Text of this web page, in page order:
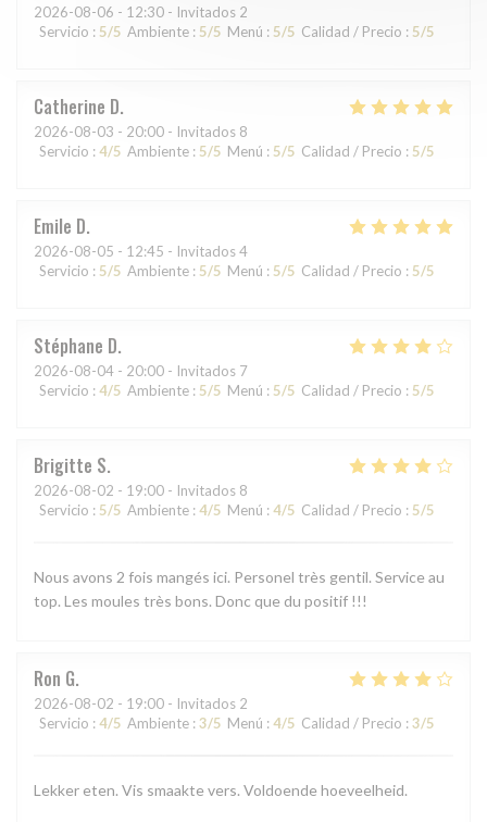
2026-08-06 - 12:30 - Invitados 2
Servicio : 5/5 Ambiente : 5/5 Menú : 5/5 Calidad / Precio : 5/5
Catherine D
2026-08-03 - 20:00 - Invitados 8
Servicio : 4/5 Ambiente : 5/5 Menú : 5/5 Calidad / Precio : 5/5
Emile D
2026-08-05 - 12:45 - Invitados 4
Servicio : 5/5 Ambiente : 5/5 Menú : 5/5 Calidad / Precio : 5/5
Stéphane D
2026-08-04 - 20:00 - Invitados 7
Servicio : 4/5 Ambiente : 5/5 Menú : 5/5 Calidad / Precio : 5/5
Brigitte S
2026-08-02 - 19:00 - Invitados 8
Servicio : 5/5 Ambiente : 4/5 Menú : 4/5 Calidad / Precio : 5/5
Nous avons 2 fois mangés ici. Personel très gentil. Service au
top. Les moules très bons. Donc que du positif !!!
Ron G
2026-08-02 - 19:00 - Invitados 2
Servicio : 4/5 Ambiente : 3/5 Menú : 4/5 Calidad / Precio : 3/5
Lekker eten. Vis smaakte vers. Voldoende hoeveelheid.